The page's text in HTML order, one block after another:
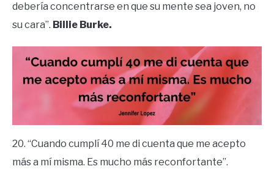
debería concentrarse en que su mente sea joven, no
su cara”. Billie Burke.
20. “Cuando cumplí 40 me di cuenta que me acepto
más a mí misma. Es mucho más reconfortante”.